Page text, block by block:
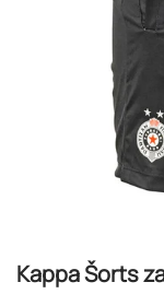
Kappa Šorts